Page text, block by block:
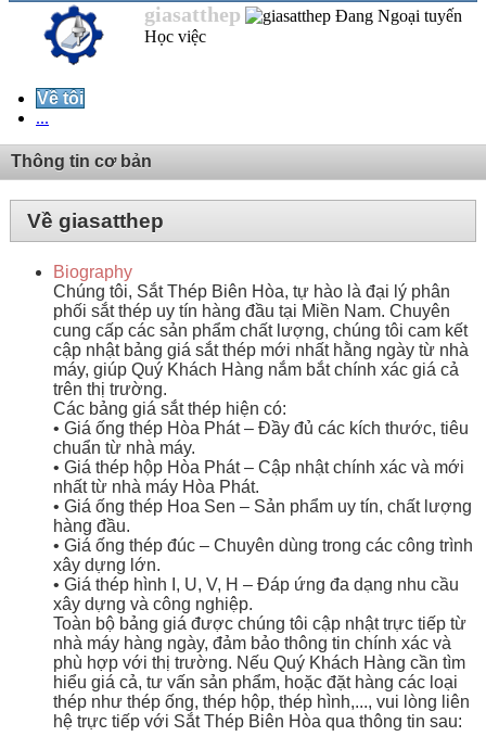
giasatthep
Học việc
Về tôi
...
Thông tin cơ bản
Về giasatthep
Biography
Chúng tôi, Sắt Thép Biên Hòa, tự hào là đại lý phân
phối sắt thép uy tín hàng đầu tại Miền Nam. Chuyên
cung cấp các sản phẩm chất lượng, chúng tôi cam kết
cập nhật bảng giá sắt thép mới nhất hằng ngày từ nhà
máy, giúp Quý Khách Hàng nắm bắt chính xác giá cả
trên thị trường.
Các bảng giá sắt thép hiện có:
• Giá ống thép Hòa Phát – Đầy đủ các kích thước, tiêu
chuẩn từ nhà máy.
• Giá thép hộp Hòa Phát – Cập nhật chính xác và mới
nhất từ nhà máy Hòa Phát.
• Giá ống thép Hoa Sen – Sản phẩm uy tín, chất lượng
hàng đầu.
• Giá ống thép đúc – Chuyên dùng trong các công trình
xây dựng lớn.
• Giá thép hình I, U, V, H – Đáp ứng đa dạng nhu cầu
xây dựng và công nghiệp.
Toàn bộ bảng giá được chúng tôi cập nhật trực tiếp từ
nhà máy hàng ngày, đảm bảo thông tin chính xác và
phù hợp với thị trường. Nếu Quý Khách Hàng cần tìm
hiểu giá cả, tư vấn sản phẩm, hoặc đặt hàng các loại
thép như thép ống, thép hộp, thép hình,..., vui lòng liên
hệ trực tiếp với Sắt Thép Biên Hòa qua thông tin sau: